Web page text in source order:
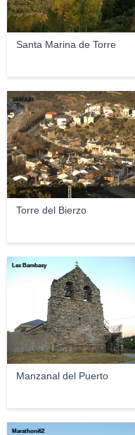
Santa Marina de Torre
Torre del Bierzo
JAMAIR
Manzanal del Puerto
Lex Bambasy
Marathoni62